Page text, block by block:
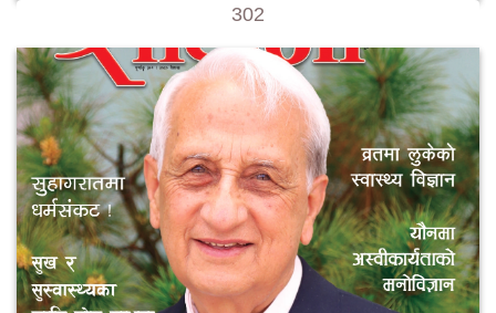
302